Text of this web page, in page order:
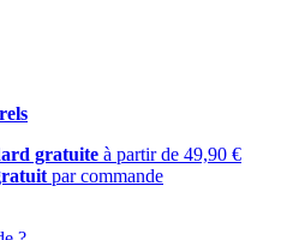
gratuite à partir de 49,90 €
par commande